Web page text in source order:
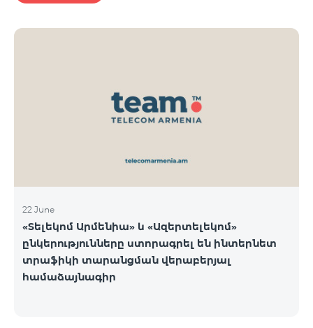
22 June
«Տելեկոմ Արմենիա» և «Ազերտելեկոմ»
ընկերությունները ստորագրել են ինտերնետ
տրաֆիկի տարանցման վերաբերյալ
համաձայնագիր